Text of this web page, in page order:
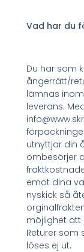
Vad har du
Du har som
ångerrätt/
lämnas
leverans.
utnyttjar din
ombesörjer
emot dina
nyskick så
möjlighet att
Returer som
löses ej ut.